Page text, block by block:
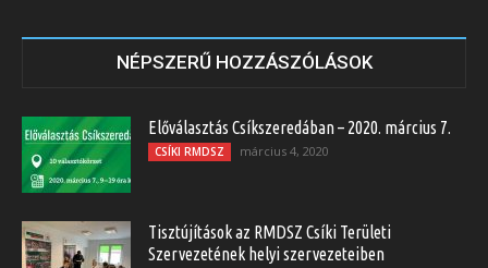
NÉPSZERŰ HOZZÁSZÓLÁSOK
Előválasztás Csíkszeredában – 2020. március 7.
CSÍKI RMDSZ március 4, 2020
Tisztújítások az RMDSZ Csíki Területi
Szervezetének helyi szervezeteiben